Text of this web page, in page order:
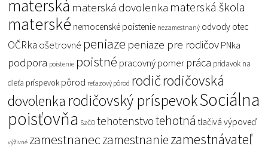
materská materská dovolenka materská škola
materské nemocenské poistenie nezamestnaný odvody otec
OČRka ošetrovné peniaze peniaze pre rodičov PNka
podpora poistenie poistné pracovný pomer práca prídavok na
dieťa príspevok pôrod reťazový pôrod rodičrodičovská
dovolenka rodičovský príspevokSociálna
poisťovňa SzČO tehotenstvotehotná tlačivá výpoveď
výživné zamestnaneczamestnaniezamestnávateľ